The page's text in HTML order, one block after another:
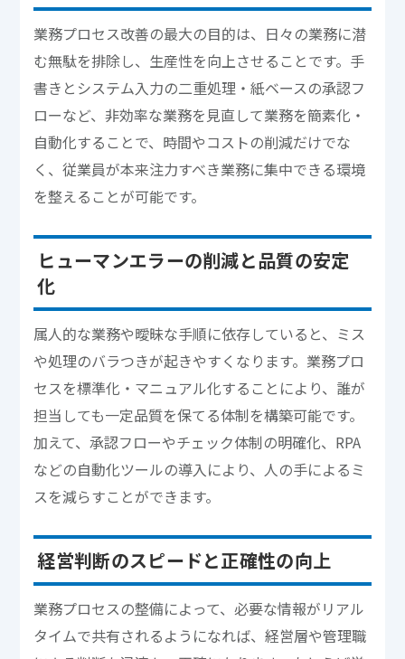
業務プロセス改善の最大の目的は、日々の業務に潜
む無駄を排除し、生産性を向上させることです。手
書きとシステム入力の二重処理・紙ベースの承認フ
ローなど、非効率な業務を見直して業務を簡素化・
自動化することで、時間やコストの削減だけでな
く、従業員が本来注力すべき業務に集中できる環境
を整えることが可能です。
ヒューマンエラーの削減と品質の安定
化
属人的な業務や曖昧な手順に依存していると、ミス
や処理のバラつきが起きやすくなります。業務プロ
セスを標準化・マニュアル化することにより、誰が
担当しても一定品質を保てる体制を構築可能です。
加えて、承認フローやチェック体制の明確化、RPA
などの自動化ツールの導入により、人の手によるミ
スを減らすことができます。
経営判断のスピードと正確性の向上
業務プロセスの整備によって、必要な情報がリアル
タイムで共有されるようになれば、経営層や管理職